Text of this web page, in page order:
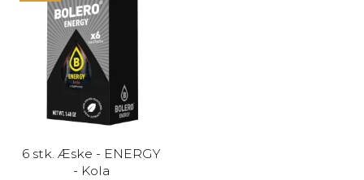
6 stk. Æske - ENERGY
- Kola